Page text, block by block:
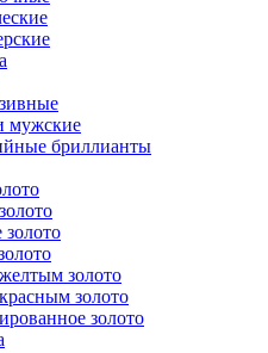
мужские
бриллианты
золото
золото
золото
золото